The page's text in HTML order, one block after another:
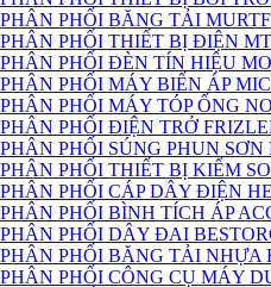
PHÂN PHỐI BĂNG TẢI
PHÂN PHỐI THIẾT BỊ ĐIỆN
PHÂN PHỐI ĐÈN TÍN HIỆU
PHÂN PHỐI MÁY BIẾN ÁP
PHÂN PHỐI MÁY TÓP ỐNG
PHÂN PHỐI ĐIỆN TRỞ
PHÂN PHỐI SÚNG PHUN
PHÂN PHỐI THIẾT BỊ KIỂM
PHÂN PHỐI CÁP DÂY ĐIỆN
PHÂN PHỐI BÌNH TÍCH ÁP
PHÂN PHỐI DÂY ĐAI
PHÂN PHỐI BĂNG TẢI NHỰA
PHÂN PHỐI CÔNG CỤ MÁY